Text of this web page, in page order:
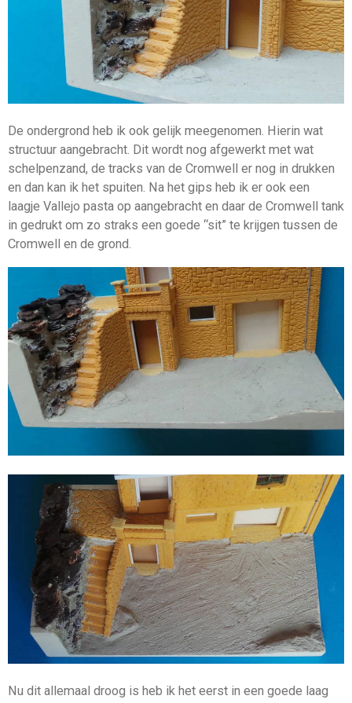
De ondergrond heb ik ook gelijk meegenomen. Hierin wat
structuur aangebracht. Dit wordt nog afgewerkt met wat
schelpenzand, de tracks van de Cromwell er nog in drukken
en dan kan ik het spuiten. Na het gips heb ik er ook een
laagje Vallejo pasta op aangebracht en daar de Cromwell tank
in gedrukt om zo straks een goede “sit” te krijgen tussen de
Cromwell en de grond.
Nu dit allemaal droog is heb ik het eerst in een goede laag